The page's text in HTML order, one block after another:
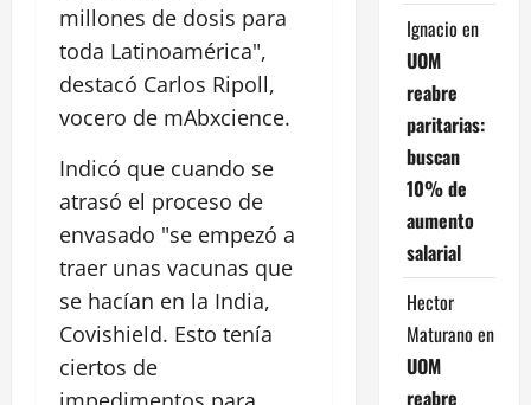
millones de dosis para
toda Latinoamérica",
destacó Carlos Ripoll,
vocero de mAbxcience.
Indicó que cuando se
atrasó el proceso de
envasado "se empezó a
traer unas vacunas que
se hacían en la India,
Covishield. Esto tenía
ciertos de
Ignacio en
UOM
reabre
paritarias:
buscan
10% de
aumento
salarial
Hector
Maturano en
UOM
reabre